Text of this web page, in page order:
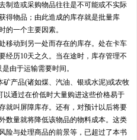
造或采购物品往往是不可能或不实际
得物品；由此造成的库存就是批量库
的一个主要因素。
动到另一处而存在的库存。处在卡车
经历10天之久。当在途时，库存管理不
由于运输需要时间。
产品(诸如煤、汽油、银或水泥)或农牧
通过在价低时大量购进这些价格易于
就叫屏障库存。还有，对预计以后将要
数量就将降低该物品的物料成本。这类
险与处理商品的前景等，已超过了本书